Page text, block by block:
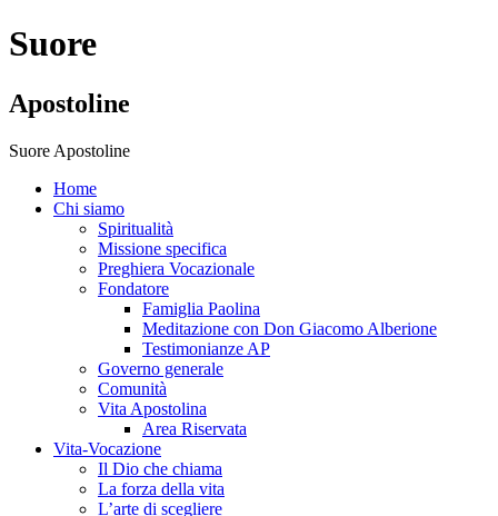
Suore
Apostoline
Suore Apostoline
Home
Chi siamo
Spiritualità
Missione specifica
Preghiera Vocazionale
Fondatore
Famiglia Paolina
Meditazione con Don Giacomo Alberione
Testimonianze AP
Governo generale
Comunità
Vita Apostolina
Area Riservata
Vita-Vocazione
Il Dio che chiama
La forza della vita
L’arte di scegliere